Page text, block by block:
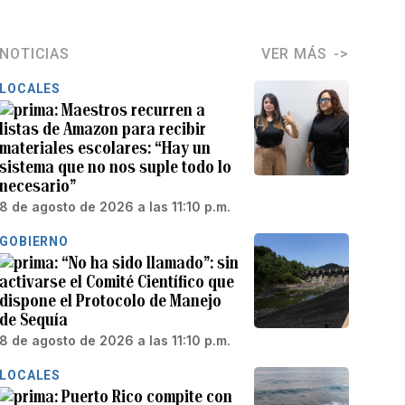
NOTICIAS VER MÁS
LOCALES
Maestros recurren a
listas de Amazon para recibir
materiales escolares: “Hay un
sistema que no nos suple todo lo
necesario”
8 de agosto de 2026 a las 11:10 p.m.
GOBIERNO
“No ha sido llamado”: sin
activarse el Comité Científico que
dispone el Protocolo de Manejo
de Sequía
8 de agosto de 2026 a las 11:10 p.m.
LOCALES
Puerto Rico compite con